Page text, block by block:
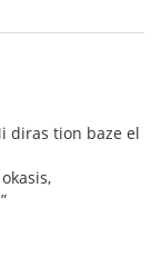
diras tion baze el